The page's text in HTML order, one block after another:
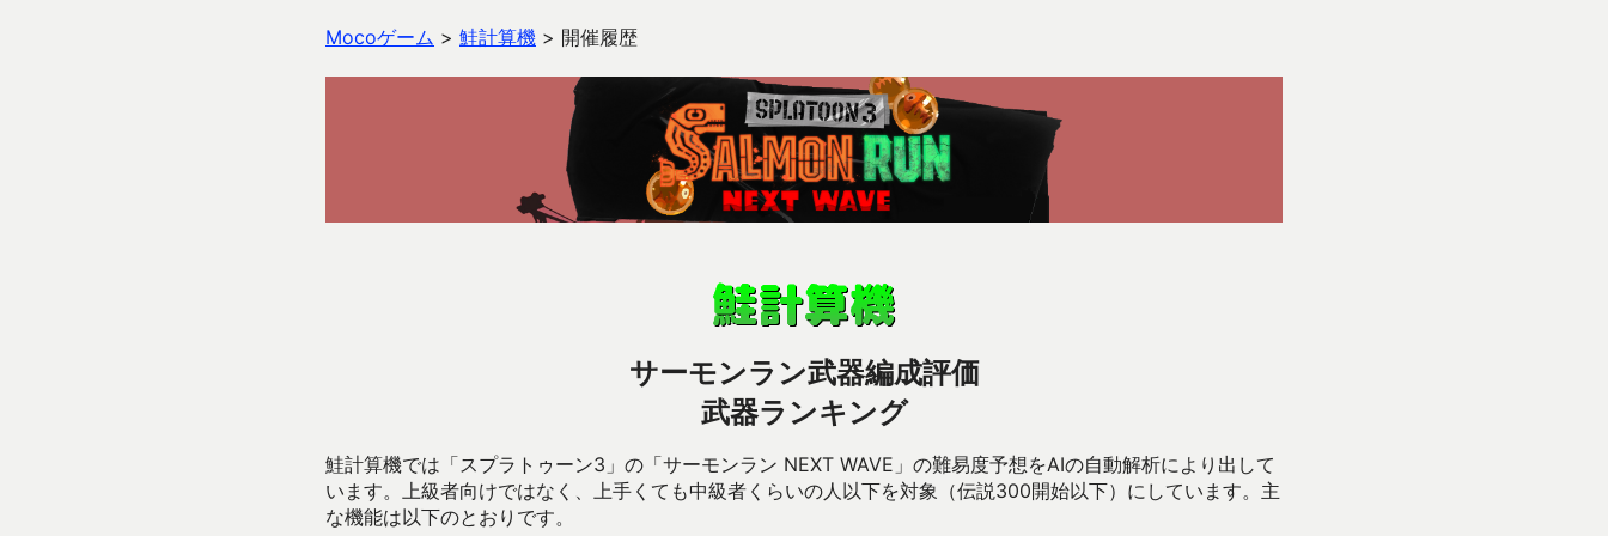
Mocoゲーム > 鮭計算機 > 開催履歴
サーモンラン武器編成評価
武器ランキング
鮭計算機では「スプラトゥーン3」の「サーモンラン NEXT WAVE」の難易度予想をAIの自動解析により出して
います。上級者向けではなく、上手くても中級者くらいの人以下を対象（伝説300開始以下）にしています。主
な機能は以下のとおりです。